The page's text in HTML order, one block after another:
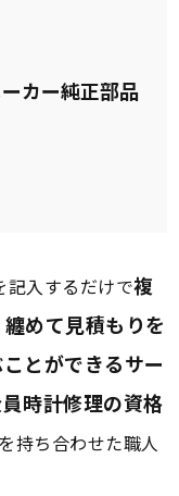
カー純正部品
記入するだけで複
めて見積もりを
とができるサー
時計修理の資格
持ち合わせた職人